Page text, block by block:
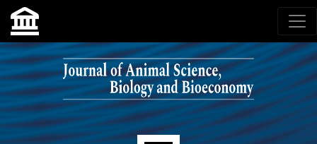
Skip to main navigation menu
Skip to main content
Skip to site footer